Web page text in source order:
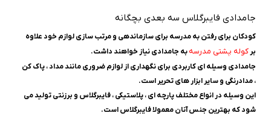
جامدادی فایبرگلاس سه بعدی بچگانه
کودکان برای رفتن به مدرسه برای سازماندهی و مرتب سازی لوازم خود علاوه
بر کوله پشتی مدرسهبه جامدادی نیاز خواهند داشت.
جامدادی وسیله ای کاربردی برای نگهداری از لوازم ضروری مانند مداد ، پاک کن
، مدادرنگی و سایر ابزار های تحریر است.
این وسیله در انواع مختلف پارچه ای ، پلاستیکی ، فایبرگلاس و برزنتی تولید می
شود که بهترین جنس آنان معمولا فایبرگلاس است.